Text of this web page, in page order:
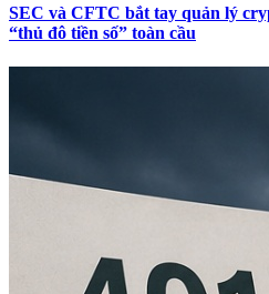
SEC và CFTC bắt tay quản lý
“thủ đô tiền số” toàn cầu